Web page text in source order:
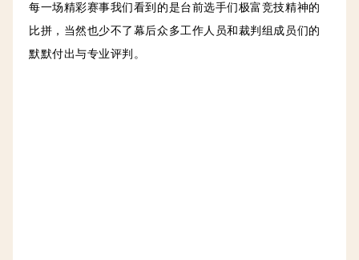
每一场精彩赛事我们看到的是台前选手们极富竞技精神的
比拼，当然也少不了幕后众多工作人员和裁判组成员们的
默默付出与专业评判。